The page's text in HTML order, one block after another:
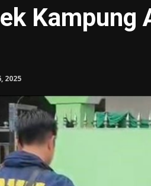
Kampung
2025